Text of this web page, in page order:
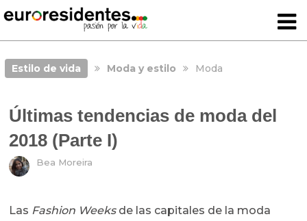
Estilo de vida Moda y estilo Moda
Últimas tendencias de moda del
2018 (Parte I)
Bea Moreira
Las Fashion Weeksde las capitales de la moda